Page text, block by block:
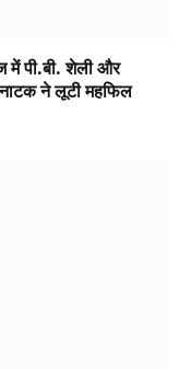
पी.बी. शेली और
ने लूटी महफिल